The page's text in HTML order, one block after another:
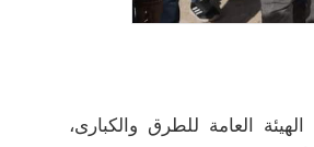
العامة للطرق والكبارى،